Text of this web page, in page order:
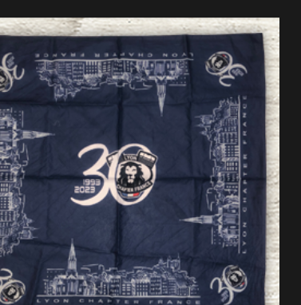
réunions mensuelles